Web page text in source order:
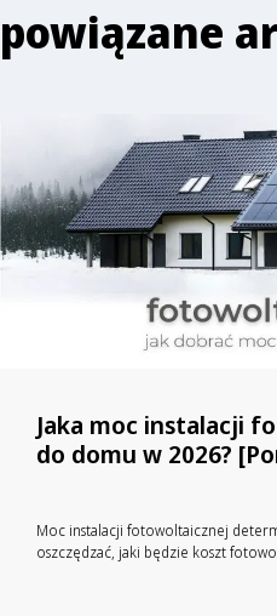
powiązane
Jaka moc instalacji
do domu w 2026?
Moc instalacji fotowoltaicznej
oszczędzać, jaki będzie koszt